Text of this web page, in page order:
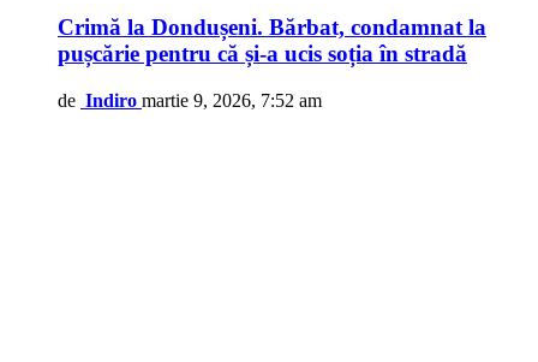
Crimă la Dondușeni. Bărbat, condamnat la
pușcărie pentru că și-a ucis soția în stradă
de Indiro martie 9, 2026, 7:52 am